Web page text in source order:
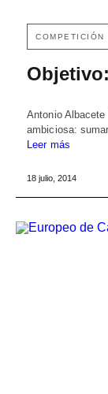
COMPETICIÓN
Antonio
ambiciosa:
Leer más
18 julio, 2014